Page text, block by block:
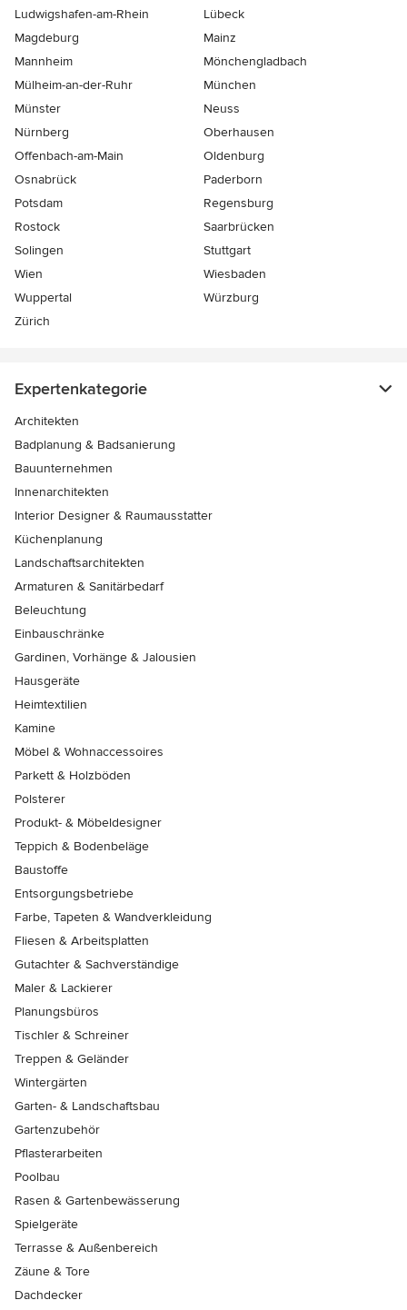
Ludwigshafen-am-Rhein
Lübeck
Magdeburg
Mainz
Mannheim
Mönchen­gladbach
Mülheim-an-der-Ruhr
München
Münster
Neuss
Nürnberg
Oberhausen
Offenbach-am-Main
Oldenburg
Osnabrück
Paderborn
Potsdam
Regensburg
Rostock
Saarbrücken
Solingen
Stuttgart
Wien
Wiesbaden
Wuppertal
Würzburg
Zürich
Expertenkategorie
Architekten
Badplanung & Badsanierung
Bauunternehmen
Innenarchitekten
Interior Designer & Raumausstatter
Küchenplanung
Landschaftsarchitekten
Armaturen & Sanitärbedarf
Beleuchtung
Einbauschränke
Gardinen, Vorhänge & Jalousien
Hausgeräte
Heimtextilien
Kamine
Möbel & Wohnaccessoires
Parkett & Holzböden
Polsterer
Produkt- & Möbeldesigner
Teppich & Bodenbeläge
Baustoffe
Entsorgungsbetriebe
Farbe, Tapeten & Wandverkleidung
Fliesen & Arbeitsplatten
Gutachter & Sachverständige
Maler & Lackierer
Planungsbüros
Tischler & Schreiner
Treppen & Geländer
Wintergärten
Garten- & Landschaftsbau
Gartenzubehör
Pflasterarbeiten
Poolbau
Rasen & Gartenbewässerung
Spielgeräte
Terrasse & Außenbereich
Zäune & Tore
Dachdecker